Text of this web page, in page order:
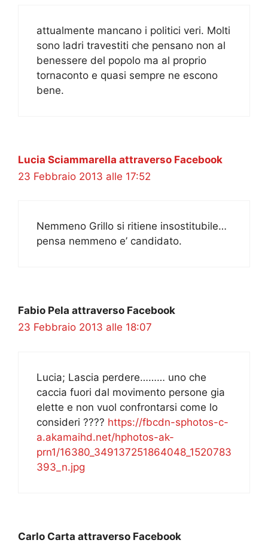
attualmente mancano i politici veri. Molti
sono ladri travestiti che pensano non al
benessere del popolo ma al proprio
tornaconto e quasi sempre ne escono
bene.
Lucia Sciammarella attraverso Facebook
23 Febbraio 2013 alle 17:52
Nemmeno Grillo si ritiene insostitubile…
pensa nemmeno e’ candidato.
Fabio Pela attraverso Facebook
23 Febbraio 2013 alle 18:07
Lucia; Lascia perdere……… uno che
caccia fuori dal movimento persone gia
elette e non vuol confrontarsi come lo
consideri ???? https://fbcdn-sphotos-c-
a.akamaihd.net/hphotos-ak-
prn1/16380_349137251864048_1520783
393_n.jpg
Carlo Carta attraverso Facebook